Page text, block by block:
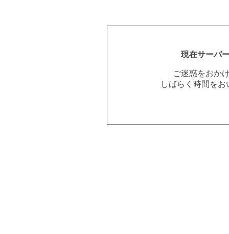
現在サーバ
ご迷惑をおか
しばらく時間を